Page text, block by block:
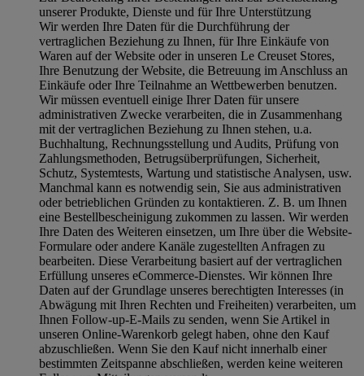
unserer Produkte, Dienste und für Ihre Unterstützung
Wir werden Ihre Daten für die Durchführung der
vertraglichen Beziehung zu Ihnen, für Ihre Einkäufe von
Waren auf der Website oder in unseren Le Creuset Stores,
Ihre Benutzung der Website, die Betreuung im Anschluss an
Einkäufe oder Ihre Teilnahme an Wettbewerben benutzen.
Wir müssen eventuell einige Ihrer Daten für unsere
administrativen Zwecke verarbeiten, die in Zusammenhang
mit der vertraglichen Beziehung zu Ihnen stehen, u.a.
Buchhaltung, Rechnungsstellung und Audits, Prüfung von
Zahlungsmethoden, Betrugsüberprüfungen, Sicherheit,
Schutz, Systemtests, Wartung und statistische Analysen, usw.
Manchmal kann es notwendig sein, Sie aus administrativen
oder betrieblichen Gründen zu kontaktieren. Z. B. um Ihnen
eine Bestellbescheinigung zukommen zu lassen. Wir werden
Ihre Daten des Weiteren einsetzen, um Ihre über die Website-
Formulare oder andere Kanäle zugestellten Anfragen zu
bearbeiten. Diese Verarbeitung basiert auf der vertraglichen
Erfüllung unseres eCommerce-Dienstes. Wir können Ihre
Daten auf der Grundlage unseres berechtigten Interesses (in
Abwägung mit Ihren Rechten und Freiheiten) verarbeiten, um
Ihnen Follow-up-E-Mails zu senden, wenn Sie Artikel in
unseren Online-Warenkorb gelegt haben, ohne den Kauf
abzuschließen. Wenn Sie den Kauf nicht innerhalb einer
bestimmten Zeitspanne abschließen, werden keine weiteren